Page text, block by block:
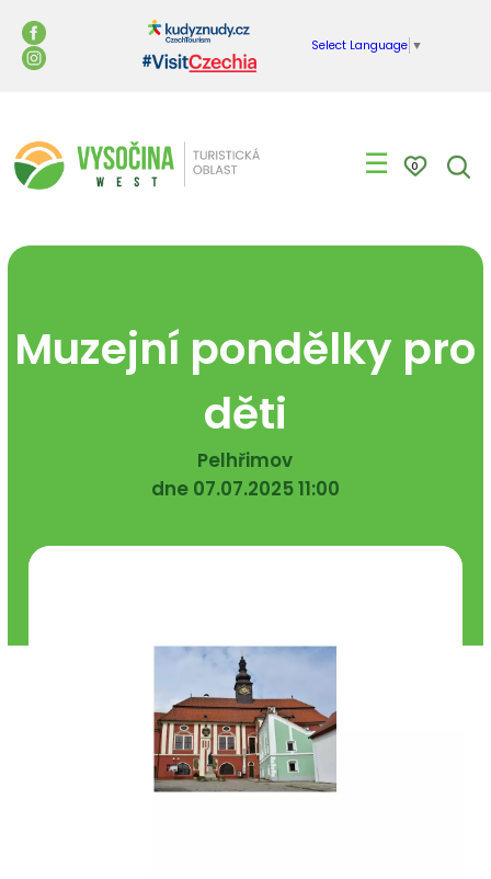
Select Language ▼
☰ 0
Muzejní pondělky pro
děti
Pelhřimov
dne 07.07.2025 11:00